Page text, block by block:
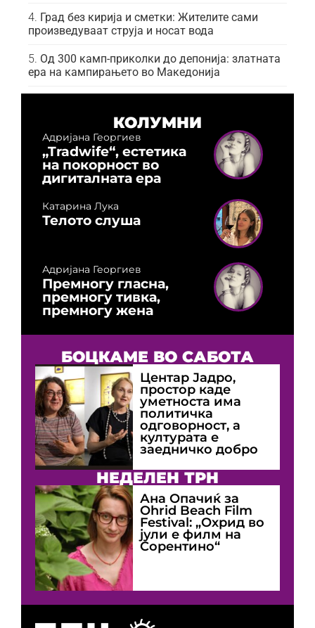
Град без кирија и сметки: Жителите сами
произведуваат струја и носат вода
Од 300 камп-приколки до депонија: златната
ера на кампирањето во Македонија
КОЛУМНИ
Адријана Георгиев
„Tradwife“, естетика
на покорност во
дигиталната ера
Катарина Лука
Телото слуша
Адријана Георгиев
Премногу гласна,
премногу тивка,
премногу жена
БОЦКАМЕ ВО САБОТА
Центар Јадро,
простор каде
уметноста има
политичка
одговорност, а
културата е
заедничко добро
НЕДЕЛЕН ТРН
Ана Опачиќ за
Оhrid Beach Film
Festival: „Охрид во
јули е филм на
Сорентино“